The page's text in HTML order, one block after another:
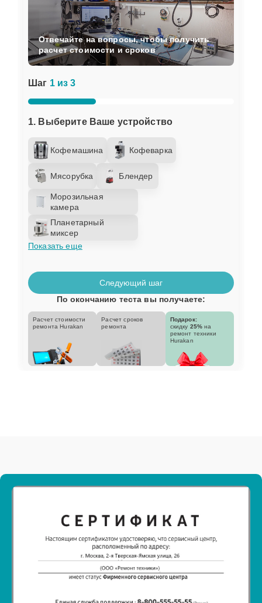
Шаг 1 из 3
1. Выберите Ваше устройство
Кофемашина Кофеварка
Мясорубка Блендер
Морозильная
камера
Планетарный
миксер
Показать еще
Отвечайте на вопросы, чтобы получить
расчет стоимости и сроков
Следующий шаг
По окончанию теста вы получаете:
Расчет стоимости
ремонта Hurakan
Расчет сроков
ремонта
Подарок:
скидку 25% на
ремонт техники
Hurakan